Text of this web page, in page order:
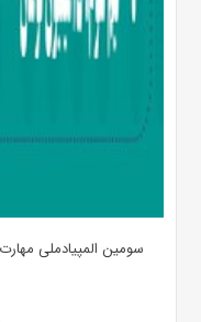
سومین المپیادملی